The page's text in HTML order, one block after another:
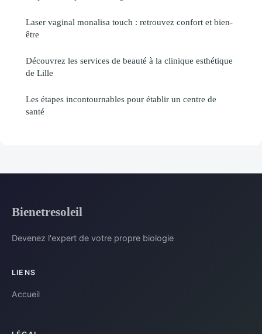
Laser vaginal monalisa touch : retrouvez confort et bien-
être
Découvrez les services de beauté à la clinique esthétique
de Lille
Les étapes incontournables pour établir un centre de
santé
Bienetresoleil
Devenez l'expert de votre propre biologie
LIENS
Accueil